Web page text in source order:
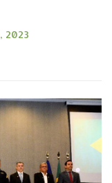
2023